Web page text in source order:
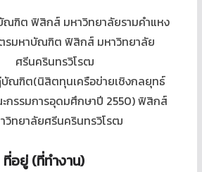
ณฑิต ฟิสิกส์ มหาวิทยาลัยรามคำแหง
รมหาบัณฑิต ฟิสิกส์ มหาวิทยาลัย
ศรีนครินทรวิโรฒ
ณฑิต(นิสิตทุนเครือข่ายเชิงกลยุทธ์
กรรมการอุดมศึกษาปี 2550) ฟิสิกส์
วิทยาลัยศรีนครินทรวิโรฒ
ที่อยู่ (ที่ทำงาน)